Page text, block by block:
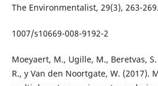
The Environmentalist, 29(3), 263-
1007/s10669-008-9192-2
Moeyaert, M., Ugille, M., Beretvas,
R., y Van den Noortgate, W. (2017).